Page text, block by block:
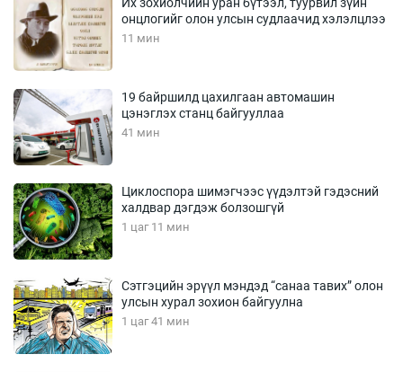
Их зохиолчийн уран бүтээл, туурвил зүйн
онцлогийг олон улсын судлаачид хэлэлцлээ
11 мин
19 байршилд цахилгаан автомашин
цэнэглэх станц байгууллаа
41 мин
Циклоспора шимэгчээс үүдэлтэй гэдэсний
халдвар дэгдэж болзошгүй
1 цаг 11 мин
Сэтгэцийн эрүүл мэндэд “санаа тавих” олон
улсын хурал зохион байгуулна
1 цаг 41 мин